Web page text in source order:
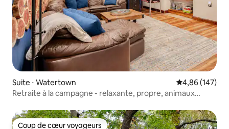
Suite ⋅ Watertown Évaluation
4,86 (147)
Retraite à la campagne - relaxante, propre, animaux
Coup de cœur voyageurs